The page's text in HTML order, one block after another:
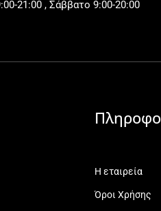
21:00 , Σάββατο 9:00-20:00
Η εταιρεία
Όροι Χρήσης